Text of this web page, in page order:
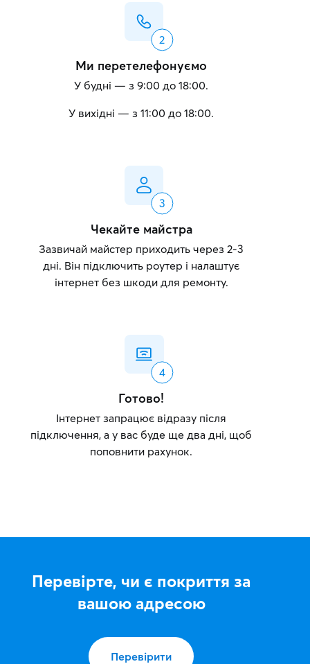
Ми перетелефонуємо
У будні — з 9:00 до 18:00.
У вихідні — з 11:00 до 18:00.
Чекайте майстра
Зазвичай майстер приходить через 2-3
дні. Він підключить роутер і налаштує
інтернет без шкоди для ремонту.
Готово!
Інтернет запрацює відразу після
підключення, а у вас буде ще два дні, щоб
поповнити рахунок.
Перевірте, чи є покриття за
вашою адресою
Перевірити